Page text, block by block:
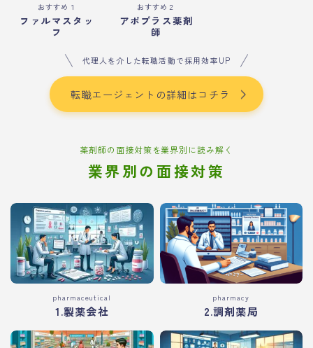
おすすめ１
ファルマスタッ
フ
おすすめ２
アポプラス薬剤
師
代理人を介した転職活動で採用効率UP
転職エージェントの詳細はコチラ
薬剤師の面接対策を業界別に読み解く
業界別の面接対策
pharmaceutical
1.製薬会社
pharmacy
2.調剤薬局